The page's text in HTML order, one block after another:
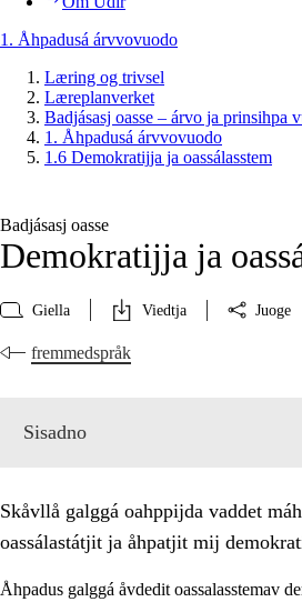
1. Åhpadusá árvvovuodo
Læring og trivsel
Læreplanverket
Badjásasj oasse – árvo ja prinsihpa
1. Åhpadusá árvvovuodo
1.6 Demokratijja ja oassálasstem
Badjásasj oasse
Demokratijja ja
Giella Viedtja Juoge
fremmedspråk
Sisadno
Skåvllå galggá oahppijda vaddet
oassálastátjit ja åhpatjit mij
Åhpadus galggá åvdedit oassalasstemav